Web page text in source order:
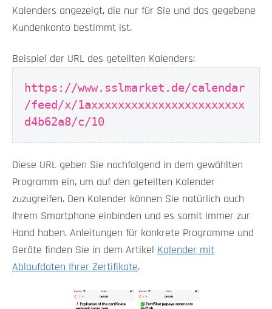
Kalenders angezeigt, die nur für Sie und das gegebene
Kundenkonto bestimmt ist.
Beispiel der URL des geteilten Kalenders:
https://www.sslmarket.de/calendar
/feed/x/1axxxxxxxxxxxxxxxxxxxxxxx
d4b62a8/c/10
Diese URL geben Sie nachfolgend in dem gewählten
Programm ein, um auf den geteilten Kalender
zuzugreifen. Den Kalender können Sie natürlich auch
Ihrem Smartphone einbinden und es somit immer zur
Hand haben. Anleitungen für konkrete Programme und
Geräte finden Sie in dem Artikel
Kalender mit
Ablaufdaten Ihrer Zertifikate.